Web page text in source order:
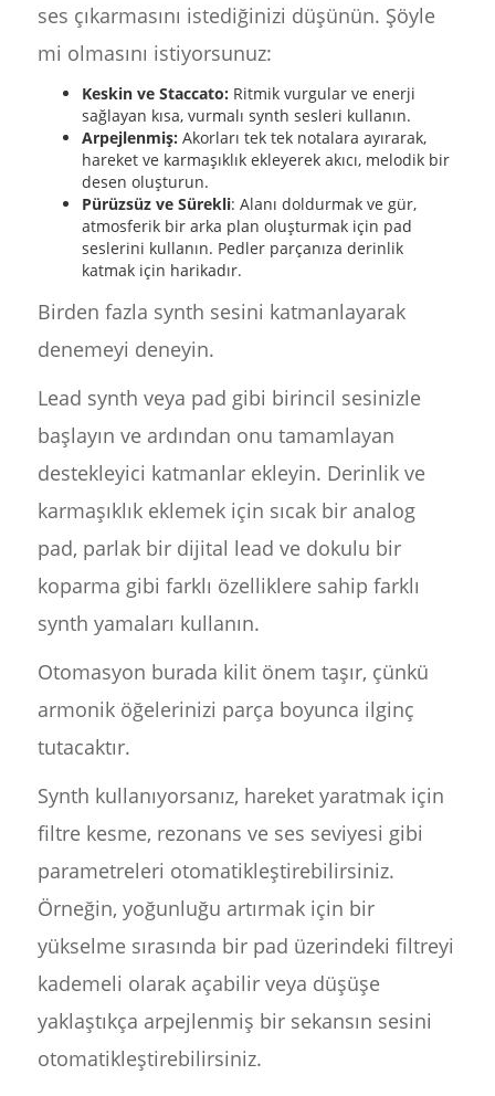
ses çıkarmasını istediğinizi düşünün. Şöyle
mi olmasını istiyorsunuz:
Keskin ve Staccato: Ritmik vurgular ve enerji
sağlayan kısa, vurmalı synth sesleri kullanın.
Arpejlenmiş: Akorları tek tek notalara ayırarak,
hareket ve karmaşıklık ekleyerek akıcı, melodik bir
desen oluşturun.
Pürüzsüz ve Sürekli: Alanı doldurmak ve gür,
atmosferik bir arka plan oluşturmak için pad
seslerini kullanın. Pedler parçanıza derinlik
katmak için harikadır.
Birden fazla synth sesini katmanlayarak
denemeyi deneyin.
Lead synth veya pad gibi birincil sesinizle
başlayın ve ardından onu tamamlayan
destekleyici katmanlar ekleyin. Derinlik ve
karmaşıklık eklemek için sıcak bir analog
pad, parlak bir dijital lead ve dokulu bir
koparma gibi farklı özelliklere sahip farklı
synth yamaları kullanın.
Otomasyon burada kilit önem taşır, çünkü
armonik öğelerinizi parça boyunca ilginç
tutacaktır.
Synth kullanıyorsanız, hareket yaratmak için
filtre kesme, rezonans ve ses seviyesi gibi
parametreleri otomatikleştirebilirsiniz.
Örneğin, yoğunluğu artırmak için bir
yükselme sırasında bir pad üzerindeki filtreyi
kademeli olarak açabilir veya düşüşe
yaklaştıkça arpejlenmiş bir sekansın sesini
otomatikleştirebilirsiniz.